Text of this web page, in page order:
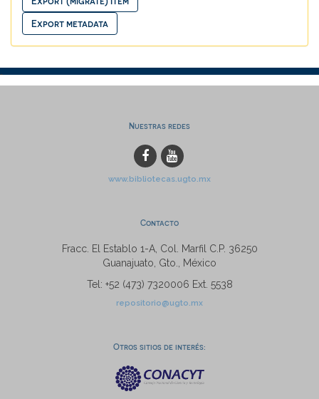
Nuestras redes
www.bibliotecas.ugto.mx
Contacto
Fracc. El Establo 1-A, Col. Marfil C.P. 36250
Guanajuato, Gto., México
Tel: +52 (473) 7320006 Ext. 5538
repositorio@ugto.mx
Otros sitios de interés: